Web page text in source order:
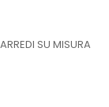
ARREDI SU MISURA